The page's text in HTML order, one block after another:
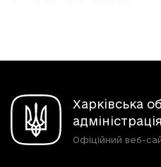
Харківська
адміністрація
Офіційний веб-